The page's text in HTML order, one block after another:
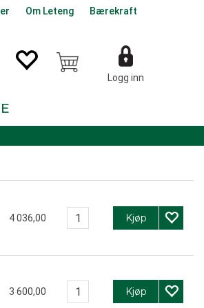
Om Leteng Bærekraft
Logg inn
4 036,00 Kjøp
3 600,00 Kjøp